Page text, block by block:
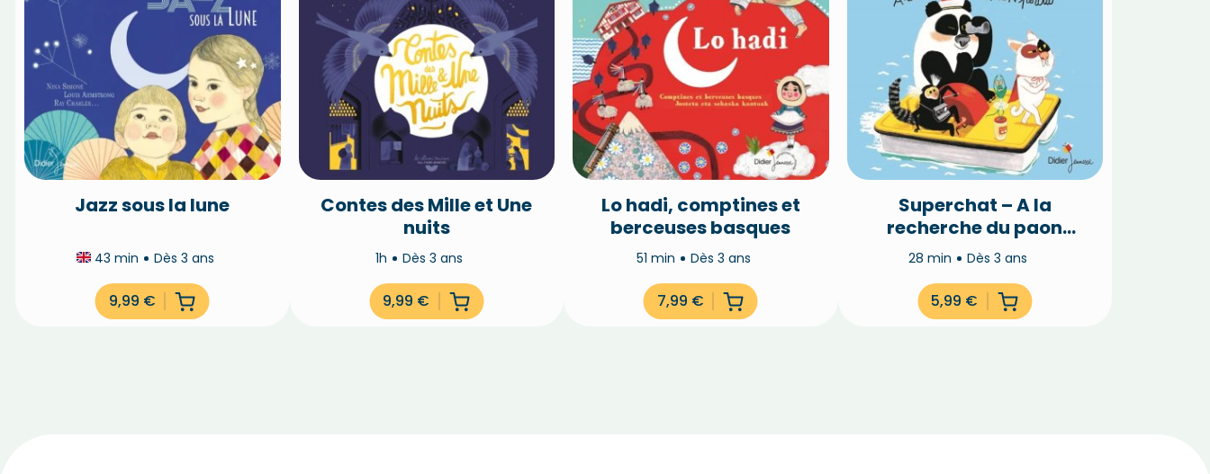
Jazz sous la lune
43 min Dès 3 ans
9,99 €
Contes des Mille et Une
nuits
1h Dès 3 ans
9,99 €
Lo hadi, comptines et
berceuses basques
51 min Dès 3 ans
7,99 €
Superchat – A la
recherche du paon
perdu
28 min Dès 3 ans
5,99 €